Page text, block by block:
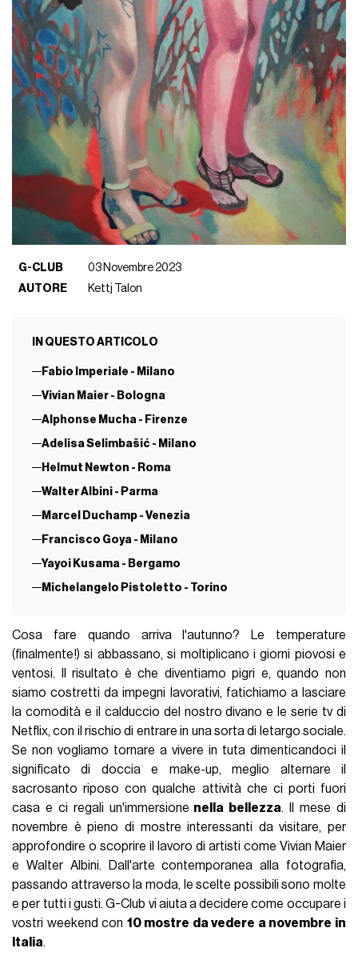
G-CLUB
03 Novembre 2023
AUTORE
Kettj Talon
IN QUESTO ARTICOLO
Fabio Imperiale - Milano
Vivian Maier - Bologna
Alphonse Mucha - Firenze
Adelisa Selimbašić - Milano
Helmut Newton - Roma
Walter Albini - Parma
Marcel Duchamp - Venezia
Francisco Goya - Milano
Yayoi Kusama - Bergamo
Michelangelo Pistoletto - Torino
Cosa fare quando arriva l'autunno? Le temperature
(finalmente!) si abbassano, si moltiplicano i giorni piovosi e
ventosi. Il risultato è che diventiamo pigri e, quando non
siamo costretti da impegni lavorativi, fatichiamo a lasciare
la comodità e il calduccio del nostro divano e le serie tv di
Netflix, con il rischio di entrare in una sorta di letargo sociale.
Se non vogliamo tornare a vivere in tuta dimenticandoci il
significato di doccia e make-up, meglio alternare il
sacrosanto riposo con qualche attività che ci porti fuori
casa e ci regali un'immersione nella bellezza. Il mese di
novembre è pieno di mostre interessanti da visitare, per
approfondire o scoprire il lavoro di artisti come Vivian Maier
e Walter Albini. Dall'arte contemporanea alla fotografia,
passando attraverso la moda, le scelte possibili sono molte
e per tutti i gusti. G-Club vi aiuta a decidere come occupare i
vostri weekend con 10 mostre da vedere a novembre in
Italia.